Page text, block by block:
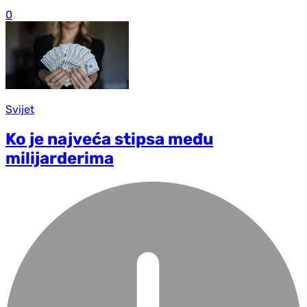
0
Svijet
Ko je najveća stipsa među
milijarderima